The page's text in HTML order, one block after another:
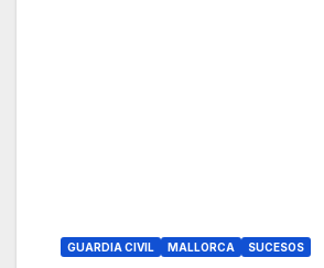
GUARDIA CIVIL MALLORCA SUCESOS